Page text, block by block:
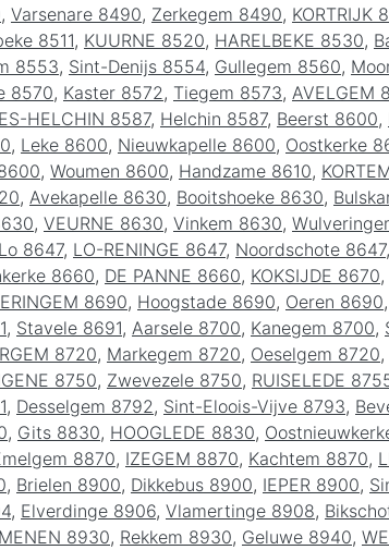
, Varsenare 8490, Zerkegem 8490, KORTRIJK
8511, KUURNE 8520, HARELBEKE 8530,
8553, Sint-Denijs 8554, Gullegem 8560,
8570, Kaster 8572 , Tiegem 8573, AVELGEM
HELCHIN 8587, Helchin 8587, Beerst 8600,
, Leke 8600, Nieuwkapelle 8600, Oostkerke
, Woumen 8600, Handzame 8610,
, Avekapelle 8630, Booitshoeke 8630,
, VEURNE 8630, Vinkem 8630,
Lo 8647, LO-RENINGE 8647, Noordschote 8647,
8660, DE PANNE 8660, KOKSIJDE 8670,
8690, Hoogstade 8690, Oeren 8690,
, Stavele 8691, Aarsele 8700, Kanegem 8700,
8720, Markegem 8720, Oeselgem 8720,
8750, Zwevezele 8750, RUISELEDE
, Desselgem 8792 , Sint-Eloois-Vijve 8793,
, Gits 8830, HOOGLEDE 8830,
8870, IZEGEM 8870, Kachtem 8870,
, Brielen 8900, Dikkebus 8900, IEPER 8900,
, Elverdinge 8906, Vlamertinge 8908,
MENEN 8930, Rekkem 8930, Geluwe 8940,